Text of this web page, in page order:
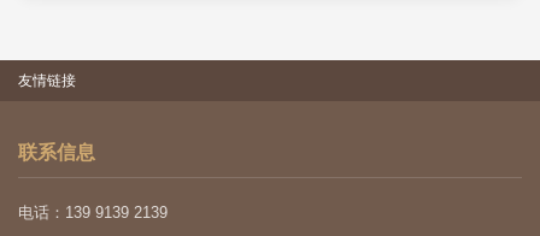
友情链接
联系信息
电话：139 9139 2139